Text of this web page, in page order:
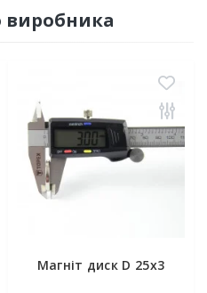
виробника
Магніт диск D 25x3